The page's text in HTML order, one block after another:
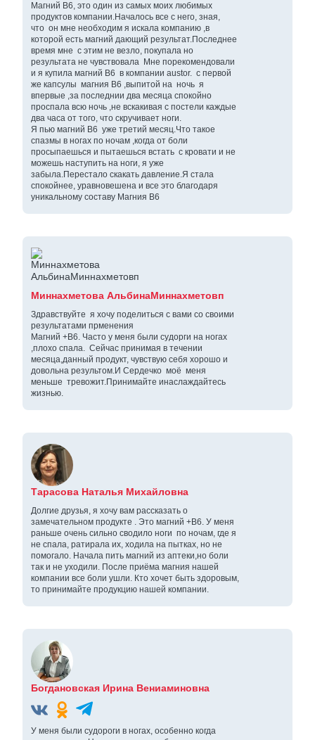
Магний В6, это один из самых моих любимых
продуктов компании.Началось все с него, зная,
что он мне необходим я искала компанию ,в
которой есть магний дающий результат.Последнее
время мне с этим не везло, покупала но
результата не чувствовала Мне порекомендовали
и я купила магний В6 в компании austor. с первой
же капсулы магния В6 ,выпитой на ночь я
впервые ,за последнии два месяца спокойно
проспала всю ночь ,не вскакивая с постели каждые
два часа от того, что скручивает ноги.
Я пью магний В6 уже третий месяц.Что такое
спазмы в ногах по ночам ,когда от боли
просыпаешься и пытаешься встать с кровати и не
можешь наступить на ноги, я уже
забыла.Перестало скакать давление.Я стала
спокойнее, уравновешена и все это благодаря
уникальному составу Магния В6
Миннахметова АльбинаМиннахметовп
Здравствуйте я хочу поделиться с вами со своими
результатами прменения
Магний +В6. Часто у меня были судорги на ногах
,плохо спала. Сейчас принимая в течении
месяца,данный продукт, чувствую себя хорошо и
довольна результом.И Сердечко моё меня
меньше тревожит.Принимайте инаслаждайтесь
жизнью.
Тарасова Наталья Михайловна
Долгие друзья, я хочу вам рассказать о
замечательном продукте . Это магний +В6. У меня
раньше очень сильно сводило ноги по ночам, где я
не спала, ратирала их, ходила на пытках, но не
помогало. Начала пить магний из аптеки,но боли
так и не уходили. После приёма магния нашей
компании все боли ушли. Кто хочет быть здоровым,
то принимайте продукцию нашей компании.
Богдановская Ирина Вениаминовна
У меня были судороги в ногах, особенно когда